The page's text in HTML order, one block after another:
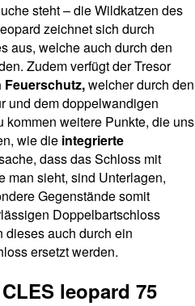
steht – die Wildkatzen des
zeichnet sich durch
aus, welche auch durch den
Zudem verfügt der Tresor
Feuerschutz,welcher durch den
und dem doppelwandigen
kommen weitere Punkte, die uns
wie die integrierte
dass das Schloss mit
man sieht, sind Unterlagen,
Gegenstände somit
Doppelbartschloss
dieses auch durch ein
ersetzt werden.
leopard 75